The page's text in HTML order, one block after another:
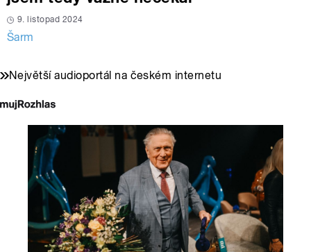
9. listopad 2024
Šarm
Největší audioportál na českém internetu